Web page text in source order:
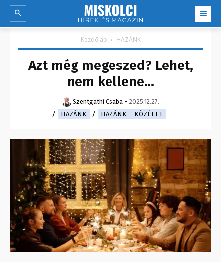
Kezdőlap HAZÁNK
Azt még megeszed? Lehet,
nem kellene…
Szentgathi Csaba - 2025.12.27.
HAZÁNK
HAZÁNK - KÖZÉLET